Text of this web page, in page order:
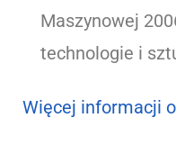
Maszynowej
technologie i
Więcej informacji